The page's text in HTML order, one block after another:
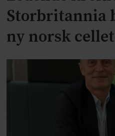
Storbritannia
ny norsk